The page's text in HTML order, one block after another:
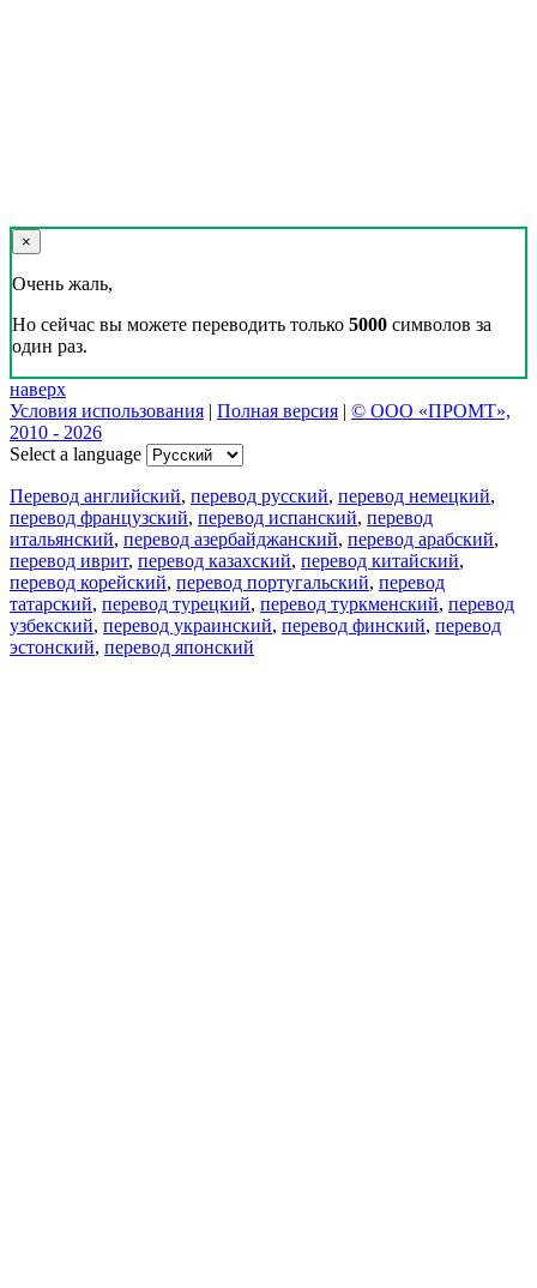
×
Очень жаль,
Но сейчас вы можете переводить только 5000 символов за
один раз.
наверх
Условия использования | Полная версия | © ООО «ПРОМТ»,
2010 - 2026
Select a language
Перевод английский, перевод русский, перевод немецкий,
перевод французский, перевод испанский, перевод
итальянский, перевод азербайджанский, перевод арабский,
перевод иврит, перевод казахский, перевод китайский,
перевод корейский, перевод португальский, перевод
татарский, перевод турецкий, перевод туркменский, перевод
узбекский, перевод украинский, перевод финский, перевод
эстонский, перевод японский